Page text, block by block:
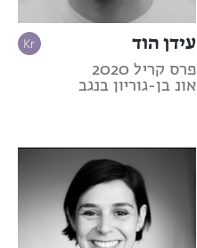
עידן הוד
פרס קריל 2020
אונ בן-גוריון בנגב